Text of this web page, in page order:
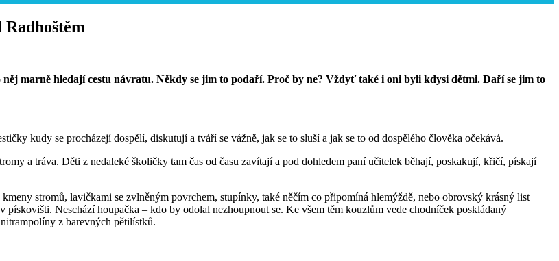
něj marně hledají cestu návratu. Někdy se jim to podaří. Proč by ne? Vždyť také i oni byli kdysi dětmi. Daří se jim to
kudy se procházejí dospělí, diskutují a tváří se vážně, jak se to sluší a jak se to od dospělého člověka očekává.
a tráva. Děti z nedaleké školičky tam čas od času zavítají a pod dohledem paní učitelek běhají, poskakují, křičí, pískají
stromů, lavičkami se zvlněným povrchem, stupínky, také něčím co připomíná hlemýždě, nebo obrovský krásný list
Neschází houpačka – kdo by odolal nezhoupnout se. Ke všem těm kouzlům vede chodníček poskládaný
z barevných pětilístků.